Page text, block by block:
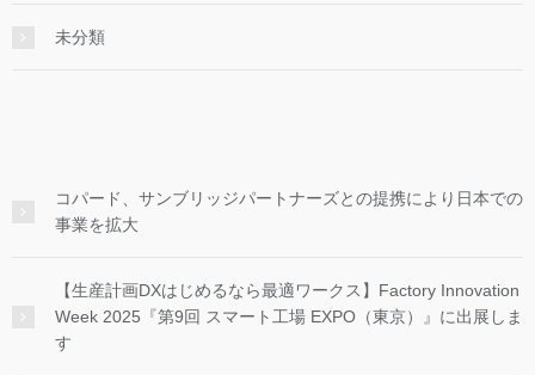
未分類
コパード、サンブリッジパートナーズとの提携により日本での
事業を拡大
【生産計画DXはじめるなら最適ワークス】Factory Innovation
Week 2025『第9回 スマート工場 EXPO（東京）』に出展しま
す